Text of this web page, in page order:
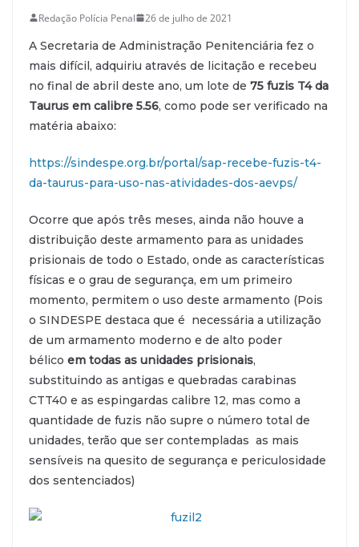
Redação Polícia Penal 26 de julho de 2021
A Secretaria de Administração Penitenciária fez o
mais difícil, adquiriu através de licitação e recebeu
no final de abril deste ano, um lote de 75 fuzis T4 da
Taurus em calibre 5.56, como pode ser verificado na
matéria abaixo:
https://sindespe.org.br/portal/sap-recebe-fuzis-t4-
da-taurus-para-uso-nas-atividades-dos-aevps/
Ocorre que após três meses, ainda não houve a
distribuição deste armamento para as unidades
prisionais de todo o Estado, onde as características
físicas e o grau de segurança, em um primeiro
momento, permitem o uso deste armamento (Pois
o SINDESPE destaca que é necessária a utilização
de um armamento moderno e de alto poder
bélico em todas as unidades prisionais,
substituindo as antigas e quebradas carabinas
CTT40 e as espingardas calibre 12, mas como a
quantidade de fuzis não supre o número total de
unidades, terão que ser contempladas as mais
sensíveis na quesito de segurança e periculosidade
dos sentenciados)